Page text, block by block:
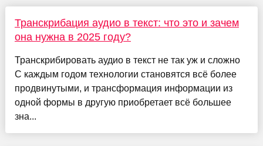
Транскрибация аудио в текст: что это и зачем
она нужна в 2025 году?
Транскрибировать аудио в текст не так уж и сложно
С каждым годом технологии становятся всё более
продвинутыми, и трансформация информации из
одной формы в другую приобретает всё большее
зна...